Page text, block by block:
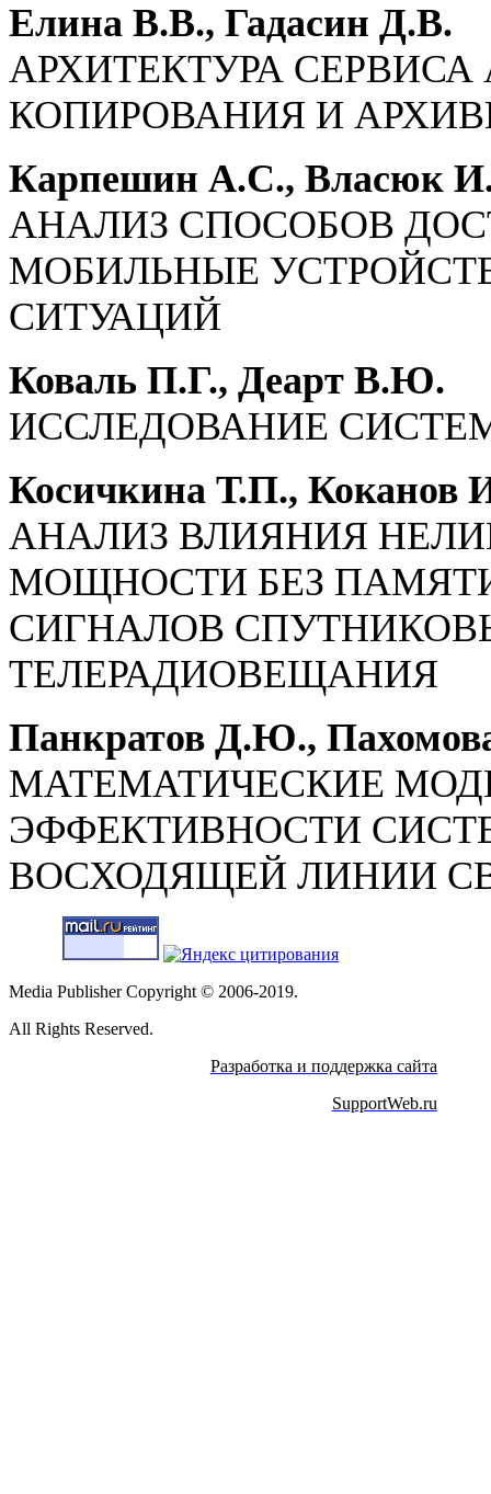
Елина В.В., Гадасин Д.В.
АРХИТЕКТУРА
КОПИРОВАНИЯ И
Карпешин А.С., Власюк
АНАЛИЗ СПОСОБОВ
МОБИЛЬНЫЕ
СИТУАЦИЙ
Коваль П.Г., Деарт В.Ю.
ИССЛЕДОВАНИЕ
Косичкина Т.П., Коканов
АНАЛИЗ ВЛИЯНИЯ
МОЩНОСТИ БЕЗ
СИГНАЛОВ
ТЕЛЕРАДИОВЕЩАНИЯ
Панкратов Д.Ю.,
МАТЕМАТИЧЕСКИЕ
ЭФФЕКТИВНОСТИ
ВОСХОДЯЩЕЙ ЛИНИИ
Media Publisher Copyright © 2006-2019.
All Rights Reserved.
Разработка и поддержка сайта
SupportWeb.ru